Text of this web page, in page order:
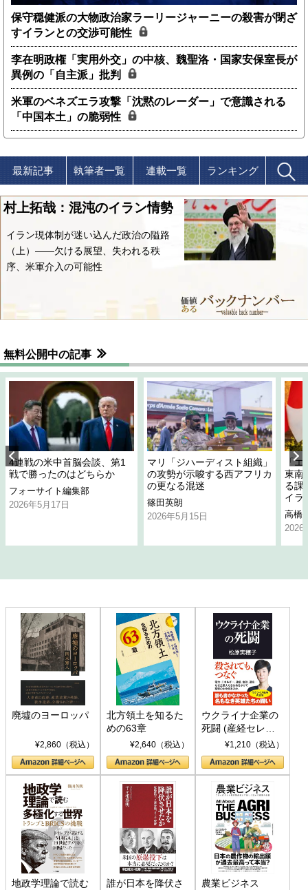
保守穏健派の大物政治家ラーリージャーニーの殺害が閉ざ
すイランとの交渉可能性
李在明政権「実用外交」の中核、魏聖洛・国家安保室長が
異例の「自主派」批判
米軍のベネズエラ攻撃「沈黙のレーダー」で意識される
「中国本土」の脆弱性
最新記事 執筆者一覧 連載一覧 ランキング
村上拓哉：混沌のイラン情勢
イラン現体制が迷い込んだ政治の隘路
（上）――欠ける展望、失われる秩
序、米軍介入の可能性
無料公開中の記事
4連戦の米中首脳会談、第1
戦で勝ったのはどちらか
フォーサイト編集部
2026年5月17日
マリ「ジハーディスト組織」
の攻勢が示唆する西アフリカ
の更なる混迷
篠田英朗
2026年5月15日
「
東南
る課
イラ
高橋
2026
廃墟のヨーロッパ
¥2,860（税込）
北方領土を知るた
めの63章
¥2,640（税込）
ウクライナ企業の
死闘 (産経セレク
ト S 039)¥1,210（税込）
地政学理論で読む
誰が日本を降伏さ
農業ビジネス